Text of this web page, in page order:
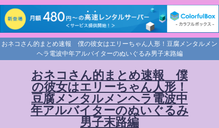
おネコさん的まとめ速報 僕の彼女はエリーちゃん人形！豆腐メンタルメン
ヘラ電波中年アルバイターのぬいぐるみ男子末路編
おネコさん的まとめ速報 僕
の彼女はエリーちゃん人形！
豆腐メンタルメンヘラ電波中
年アルバイターのぬいぐるみ
男子末路編